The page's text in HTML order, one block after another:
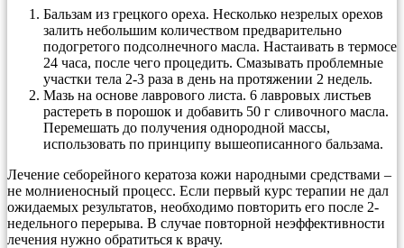
Бальзам из грецкого ореха. Несколько незрелых орехов
залить небольшим количеством предварительно
подогретого подсолнечного масла. Настаивать в термосе
24 часа, после чего процедить. Смазывать проблемные
участки тела 2-3 раза в день на протяжении 2 недель.
Мазь на основе лаврового листа. 6 лавровых листьев
растереть в порошок и добавить 50 г сливочного масла.
Перемешать до получения однородной массы,
использовать по принципу вышеописанного бальзама.
Лечение себорейного кератоза кожи народными средствами –
не молниеносный процесс. Если первый курс терапии не дал
ожидаемых результатов, необходимо повторить его после 2-
недельного перерыва. В случае повторной неэффективности
лечения нужно обратиться к врачу.